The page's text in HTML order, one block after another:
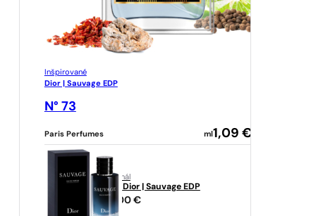
Inšpirované
Dior | Sauvage EDP
N° 73
Paris Perfumes ml1,09 €
originál
Dior Dior | Sauvage EDP
91,00 €